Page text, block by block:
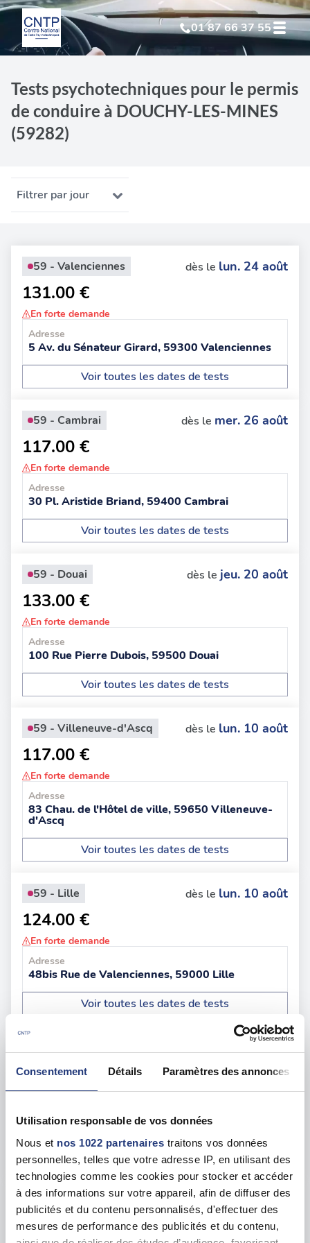
Consentement Détails Paramètres des annonces
Utilisation responsable de vos données
Nous et nos 1022 partenaires traitons vos données
personnelles, telles que votre adresse IP, en utilisant des
technologies comme les cookies pour stocker et accéder
à des informations sur votre appareil, afin de diffuser des
publicités et du contenu personnalisés, d'effectuer des
mesures de performance des publicités et du contenu,
01 87 66 37 55
Test Psychotechniquesuite à annulation
Test Psychotechnique
Tests psychotechniques pour le permis
de conduire à DOUCHY-LES-MINES
(59282)
Filtrer par jour
59 - Valenciennes dès le lun. 24 août
131.00 €
En forte demande
Adresse
5 Av. du Sénateur Girard, 59300 Valenciennes
Voir toutes les dates de tests
59 - Cambrai dès le mer. 26 août
117.00 €
En forte demande
Adresse
30 Pl. Aristide Briand, 59400 Cambrai
Voir toutes les dates de tests
59 - Douai dès le jeu. 20 août
133.00 €
En forte demande
Adresse
100 Rue Pierre Dubois, 59500 Douai
Voir toutes les dates de tests
59 - Villeneuve-d'Ascq dès le lun. 10 août
117.00 €
En forte demande
Adresse
83 Chau. de l'Hôtel de ville, 59650 Villeneuve-
d'Ascq
Voir toutes les dates de tests
59 - Lille dès le lun. 10 août
124.00 €
En forte demande
Adresse
48bis Rue de Valenciennes, 59000 Lille
Voir toutes les dates de tests
lun. 24 août
112.00 €
En forte demande
Adresse
40 Pl. du Théâtre, 59800 Lille
Voir toutes les dates de tests
59 - Marcq-en-Barœul dès le jeu. 13 août
115.00 €